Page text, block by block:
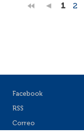
1 2
Facebook
RSS
Correo